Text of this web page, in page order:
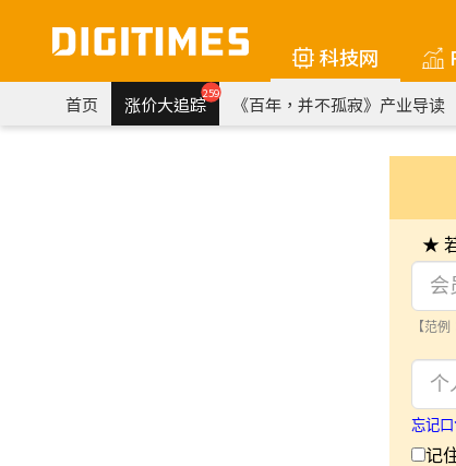
科技网
首页 涨价大追踪259 《百年，并不孤寂》产业导读
★
【范
忘记
记